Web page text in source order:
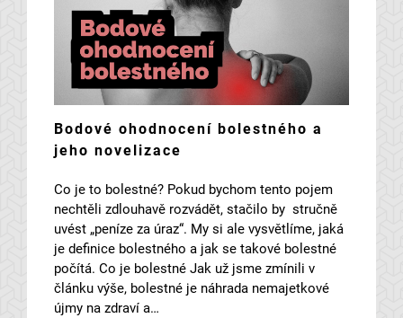
Bodové ohodnocení bolestného a
jeho novelizace
Co je to bolestné? Pokud bychom tento pojem
nechtěli zdlouhavě rozvádět, stačilo by stručně
uvést „peníze za úraz“. My si ale vysvětlíme, jaká
je definice bolestného a jak se takové bolestné
počítá. Co je bolestné Jak už jsme zmínili v
článku výše, bolestné je náhrada nemajetkové
újmy na zdraví a…